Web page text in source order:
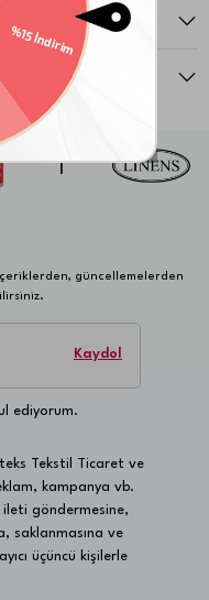
|
güncellemelerden
Kaydol
ediyorum.
Tekstil Ticaret ve
kampanya vb.
göndermesine,
saklanmasına ve
üçüncü kişilerle